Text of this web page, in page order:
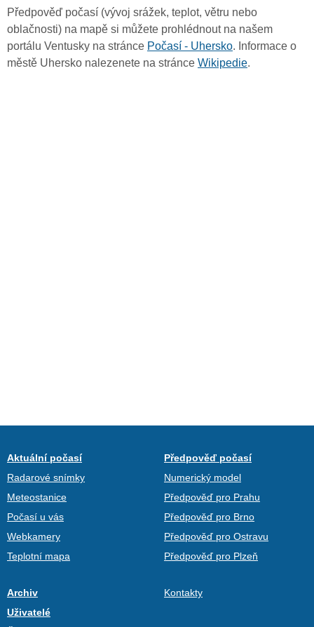
Předpověď počasí (vývoj srážek, teplot, větru nebo
oblačnosti) na mapě si můžete prohlédnout na našem
portálu Ventusky na stránce Počasí - Uhersko. Informace o
městě Uhersko nalezenete na stránce Wikipedie.
Aktuální počasí
Radarové snímky
Meteostanice
Počasí u vás
Webkamery
Teplotní mapa
Předpověď počasí
Numerický model
Předpověď pro Prahu
Předpověď pro Brno
Předpověď pro Ostravu
Předpověď pro Plzeň
Archiv
Uživatelé
Kontakty